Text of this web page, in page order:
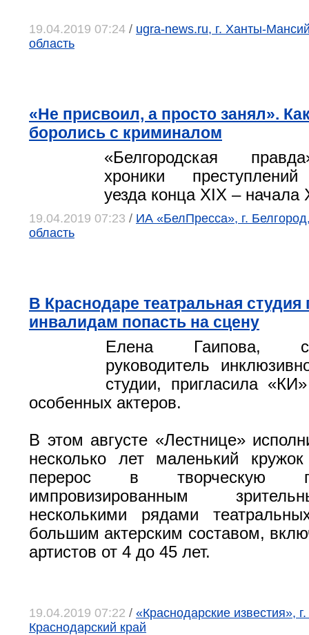
19.04.2019 07:24 / ugra-news.ru, г. Ханты-
область
«Не присвоил, а просто занял».
боролись с криминалом
«Белгородская
хроники преступлений
уезда конца XIX – начала
19.04.2019 07:23 / ИА «БелПресса», г.
область
В Краснодаре театральная студия
инвалидам попасть на сцену
Елена Гаипова,
руководитель
студии, пригласила
особенных актеров.
В этом августе «Лестнице»
несколько лет маленький
перерос в творческую
импровизированным
несколькими рядами
большим актерским составом,
артистов от 4 до 45 лет.
19.04.2019 07:22 / «Краснодарские известия»,
Краснодарский край